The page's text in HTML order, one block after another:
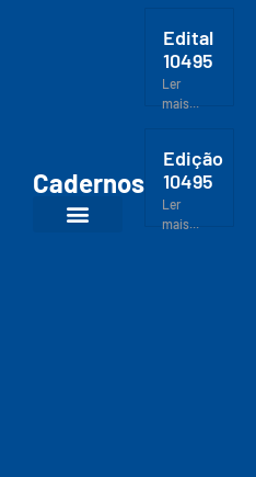
Cadernos
Edital
10495
Ler
mais...
Edição
10495
Ler
mais...